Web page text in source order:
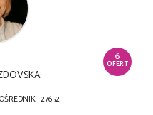
6
OFERT
-27652